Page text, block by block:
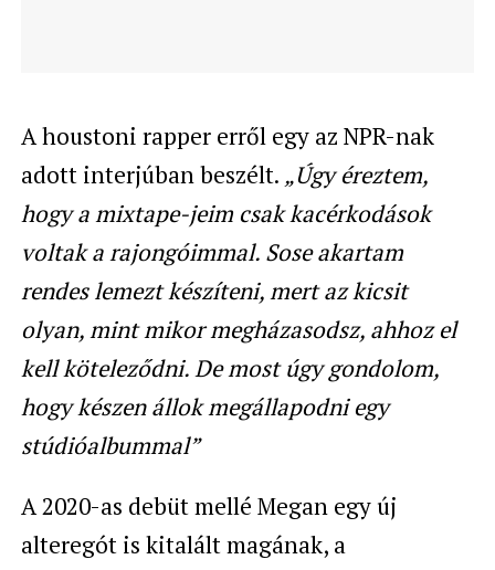
A houstoni rapper erről egy az NPR-nak
adott interjúban beszélt. „Úgy éreztem,
hogy a mixtape-jeim csak kacérkodások
voltak a rajongóimmal. Sose akartam
rendes lemezt készíteni, mert az kicsit
olyan, mint mikor megházasodsz, ahhoz el
kell köteleződni. De most úgy gondolom,
hogy készen állok megállapodni egy
stúdióalbummal”
A 2020-as debüt mellé Megan egy új
alteregót is kitalált magának, a